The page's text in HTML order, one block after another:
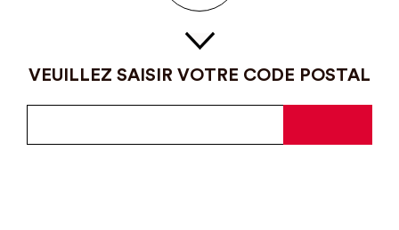
VEUILLEZ SAISIR VOTRE CODE POSTAL